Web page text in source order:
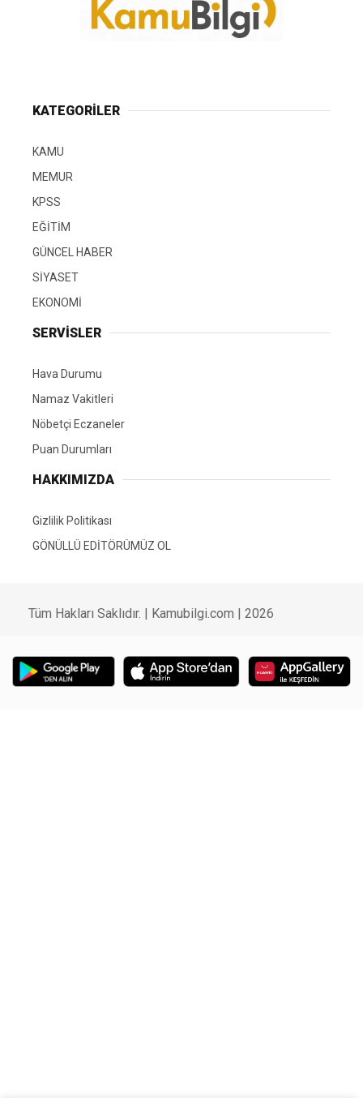
KATEGORİLER
KAMU
MEMUR
KPSS
EĞİTİM
GÜNCEL HABER
SİYASET
EKONOMİ
SERVİSLER
Hava Durumu
Namaz Vakitleri
Nöbetçi Eczaneler
Puan Durumları
HAKKIMIZDA
Gizlilik Politikası
GÖNÜLLÜ EDİTÖRÜMÜZ OL
Tüm Hakları Saklıdır. | Kamubilgi.com | 2026